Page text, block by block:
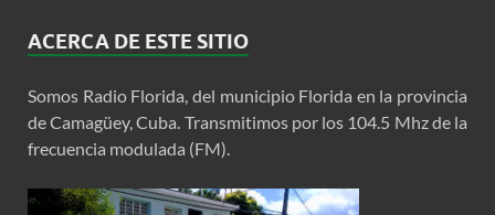
ACERCA DE ESTE SITIO
Somos Radio Florida, del municipio Florida en la provincia
de Camagüey, Cuba. Transmitimos por los 104.5 Mhz de la
frecuencia modulada (FM).